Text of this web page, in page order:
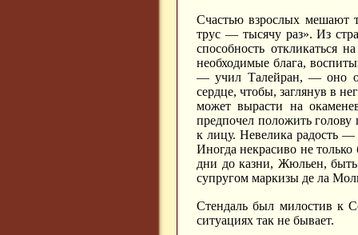
Счастью взрослых мешают
трус — тысячу раз». Из
способность откликаться
необходимые блага,
— учил Талейран, — оно
сердце, чтобы, заглянув в
может вырасти на
предпочел положить голову
к лицу. Невелика радость —
Иногда некрасиво не
дни до казни, Жюльен,
супругом маркизы де ла
Стендаль был милостив к
ситуациях так не бывает.